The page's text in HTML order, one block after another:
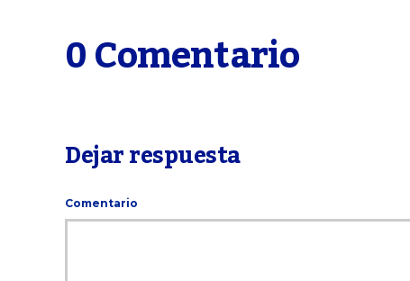
0 Comentario
Dejar respuesta
Comentario